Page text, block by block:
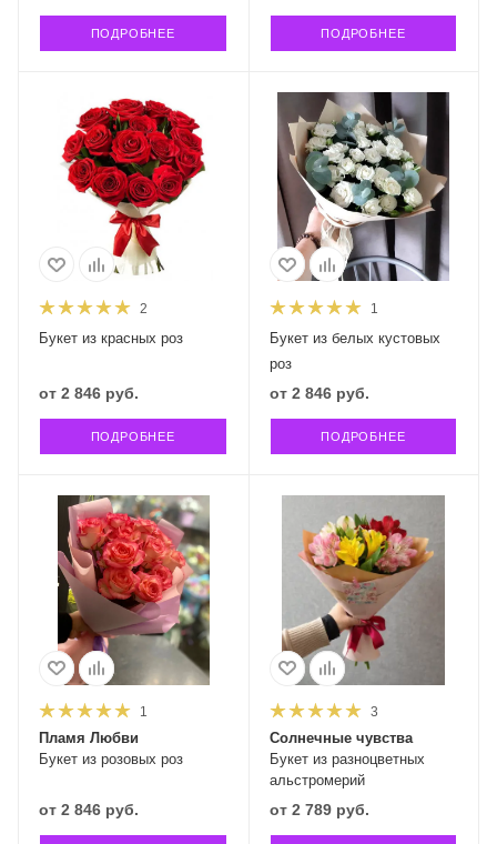
ПОДРОБНЕЕ ПОДРОБНЕЕ
2
Букет из красных роз
от 2 846 руб.
ПОДРОБНЕЕ
1
Букет из белых кустовых
роз
от 2 846 руб.
ПОДРОБНЕЕ
1
Букет из розовых роз
Пламя Любви
от 2 846 руб.
3
Букет из разноцветных
альстромерий
Солнечные чувства
от 2 789 руб.